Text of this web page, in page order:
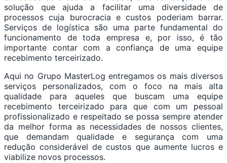
solução que ajuda a facilitar uma diversidade de
processos cuja burocracia e custos poderiam barrar.
Serviços de logística são uma parte fundamental do
funcionamento de toda empresa e, por isso, é tão
importante contar com a confiança de uma equipe
recebimento terceirizado.
Aqui no Grupo MasterLog entregamos os mais diversos
serviços personalizados, com o foco na mais alta
qualidade para aqueles que buscam uma equipe
recebimento terceirizado para que com um pessoal
profissionalizado e respeitado se possa sempre atender
da melhor forma as necessidades de nossos clientes,
que demandam qualidade e segurança com uma
redução considerável de custos que aumente lucros e
viabilize novos processos.